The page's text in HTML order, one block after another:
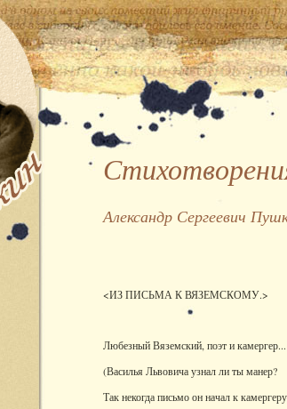
Александр Сергеевич
<ИЗ ПИСЬМА К ВЯЗЕМСКОМУ.>
Любезный Вяземский, поэт и камергер...
(Василья Львовича узнал ли ты манер?
Так некогда письмо он начал к